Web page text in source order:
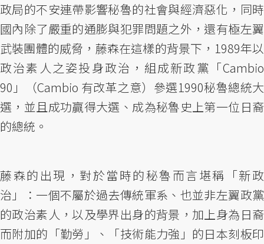
政局的不安連帶影響秘魯的社會與經濟惡化，同時
國內除了嚴重的通膨與犯罪問題之外，還有極左翼
武裝團體的威脅，藤森在這樣的背景下，1989年以
政治素人之姿投身政治，組成新政黨「Cambio
90」（Cambio 有改革之意）參選1990秘魯總統大
選，並且成功贏得大選、成為秘魯史上第一位日裔
的總統。
藤森的出現，對於當時的秘魯而言堪稱「新政
治」：一個不屬於過去傳統軍系、也並非左翼政黨
的政治素人，以及學界出身的背景，加上身為日裔
而附加的「勤勞」、「技術能力強」的日本刻板印